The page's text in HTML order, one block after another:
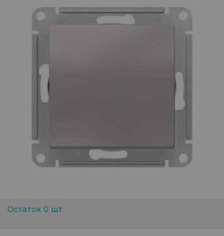
Остаток 0 шт